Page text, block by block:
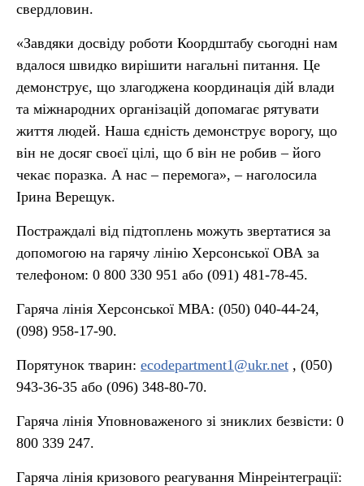
свердловин.
«Завдяки досвіду роботи Коордштабу сьогодні нам
вдалося швидко вирішити нагальні питання. Це
демонструє, що злагоджена координація дій влади
та міжнародних організацій допомагає рятувати
життя людей. Наша єдність демонструє ворогу, що
він не досяг своєї цілі, що б він не робив – його
чекає поразка. А нас – перемога», – наголосила
Ірина Верещук.
Постраждалі від підтоплень можуть звертатися за
допомогою на гарячу лінію Херсонської ОВА за
телефоном: 0 800 330 951 або (091) 481-78-45.
Гаряча лінія Херсонської МВА: (050) 040-44-24,
(098) 958-17-90.
Порятунок тварин: ecodepartment1@ukr.net , (050)
943-36-35 або (096) 348-80-70.
Гаряча лінія Уповноваженого зі зниклих безвісти: 0
800 339 247.
Гаряча лінія кризового реагування Мінреінтеграції: